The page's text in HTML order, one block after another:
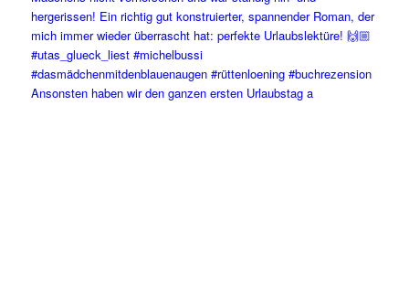
Ansonsten haben wir den ganzen ersten Urlaubstag a